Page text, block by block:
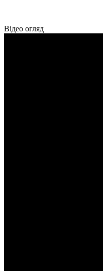
Відео огляд